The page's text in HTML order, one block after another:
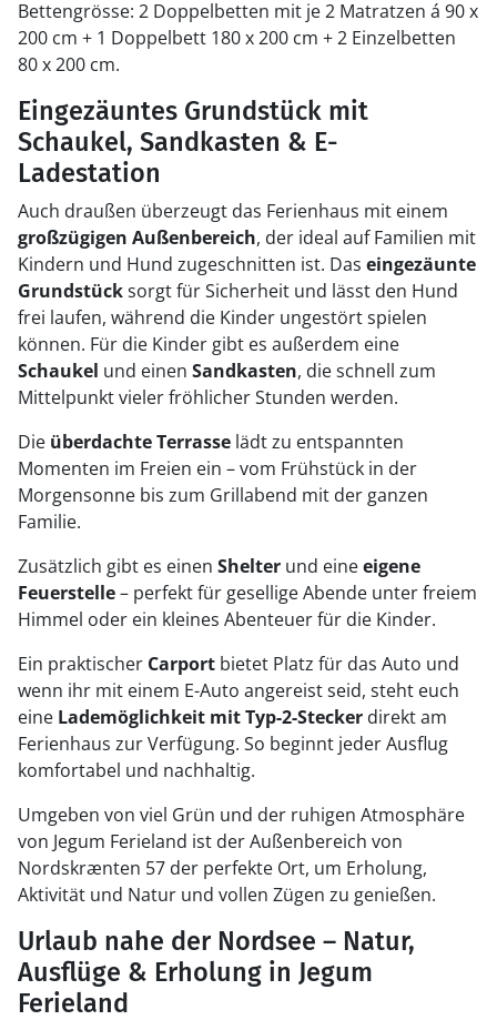
Bettengrösse: 2 Doppelbetten mit je 2 Matratzen á 90 x
200 cm + 1 Doppelbett 180 x 200 cm + 2 Einzelbetten
80 x 200 cm.
Eingezäuntes Grundstück mit
Schaukel, Sandkasten & E-
Ladestation
Auch draußen überzeugt das Ferienhaus mit einem
großzügigen Außenbereich, der ideal auf Familien mit
Kindern und Hund zugeschnitten ist. Das eingezäunte
Grundstücksorgt für Sicherheit und lässt den Hund
frei laufen, während die Kinder ungestört spielen
können. Für die Kinder gibt es außerdem eine
Schaukel und einen Sandkasten, die schnell zum
Mittelpunkt vieler fröhlicher Stunden werden.
Die überdachte Terrasse lädt zu entspannten
Momenten im Freien ein – vom Frühstück in der
Morgensonne bis zum Grillabend mit der ganzen
Familie.
Zusätzlich gibt es einen Shelter und eineeigene
Feuerstelle– perfekt für gesellige Abende unter freiem
Himmel oder ein kleines Abenteuer für die Kinder.
Ein praktischer Carport bietet Platz für das Auto und
wenn ihr mit einem E-Auto angereist seid, steht euch
eine Lademöglichkeit mit Typ-2-Stecker direkt am
Ferienhaus zur Verfügung. So beginnt jeder Ausflug
komfortabel und nachhaltig.
Umgeben von viel Grün und der ruhigen Atmosphäre
von Jegum Ferieland ist der Außenbereich von
Nordskrænten 57 der perfekte Ort, um Erholung,
Aktivität und Natur und vollen Zügen zu genießen.
Urlaub nahe der Nordsee – Natur,
Ausflüge & Erholung in Jegum
Ferieland